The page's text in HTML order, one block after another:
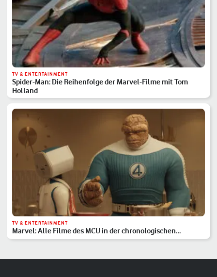
TV & ENTERTAINMENT
Spider-Man: Die Reihenfolge der Marvel-Filme mit Tom
Holland
TV & ENTERTAINMENT
Marvel: Alle Filme des MCU in der chronologischen
Reihenfolge